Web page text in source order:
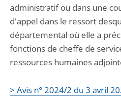
administratif ou dans une
d'appel dans le ressort
départemental où elle a
fonctions de cheffe de
ressources humaines
> Avis n° 2024/2 du 3 avril